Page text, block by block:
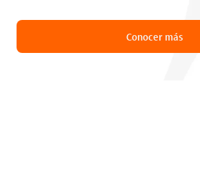
Conocer más